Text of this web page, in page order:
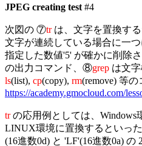
JPEG creating test #4
次図の ⑦tr は、文字を置換する
文字が連続している場合に一
指定した数値'5' が確かに削除
の出力コマンド、⑧grep は文
ls(list), cp(copy), rm
https://academy.gmocloud.com/
tr の応用例としては、Windows
LINUX環境に置換するといっ
(16進数0d) と 'LF'(16進数0a)